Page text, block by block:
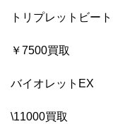
トリプレットビート
￥7500買取
バイオレットEX
\11000買取